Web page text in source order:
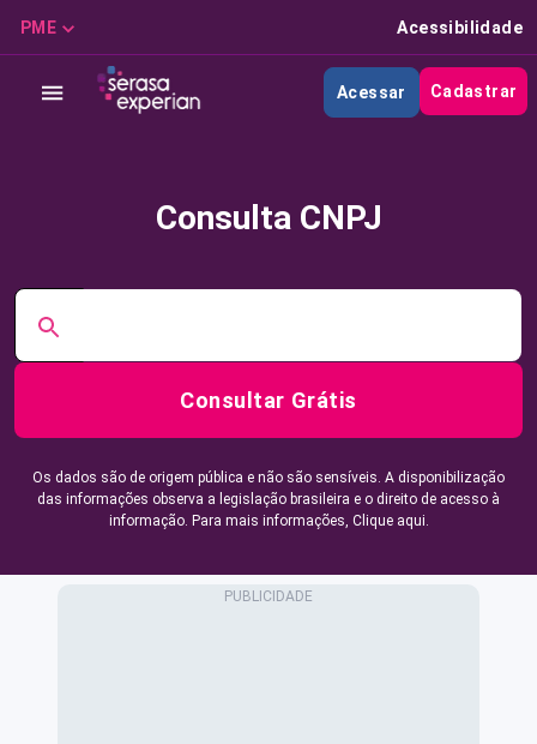
PME Acessibilidade
Acessar Cadastrar
Consulta CNPJ
Consultar Grátis
Os dados são de origem pública e não são sensíveis. A disponibilização
das informações observa a legislação brasileira e o direito de acesso à
informação. Para mais informações, Clique aqui.